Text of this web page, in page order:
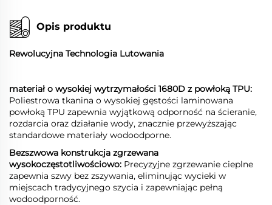
Opis produktu
Rewolucyjna Technologia Lutowania
materiał o wysokiej wytrzymałości 1680D z powłoką TPU:
Poliestrowa tkanina o wysokiej gęstości laminowana
powłoką TPU zapewnia wyjątkową odporność na ścieranie,
rozdarcia oraz działanie wody, znacznie przewyższając
standardowe materiały wodoodporne.
Bezszwowa konstrukcja zgrzewana
wysokoczęstotliwościowo: Precyzyjne zgrzewanie cieplne
zapewnia szwy bez zszywania, eliminując wycieki w
miejscach tradycyjnego szycia i zapewniając pełną
wodoodporność.